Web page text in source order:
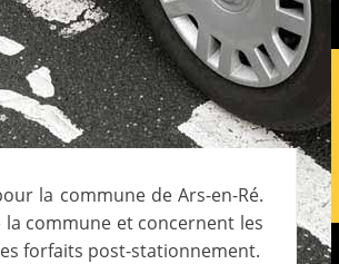
la commune de Ars-en-Ré.
commune et concernent les
forfaits post-stationnement.